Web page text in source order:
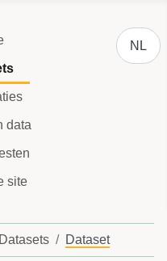
data
site
NL
Datasets Dataset